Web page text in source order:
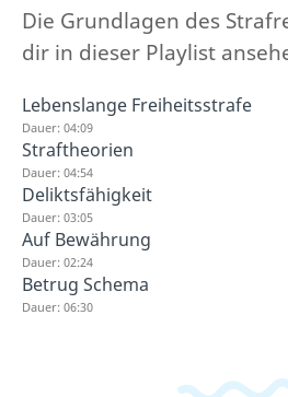
Die Grundlagen des
dir in dieser Playlist
Lebenslange Freiheitsstrafe
Dauer: 04:09
Straftheorien
Dauer: 04:54
Deliktsfähigkeit
Dauer: 03:05
Auf Bewährung
Dauer: 02:24
Betrug Schema
Dauer: 06:30